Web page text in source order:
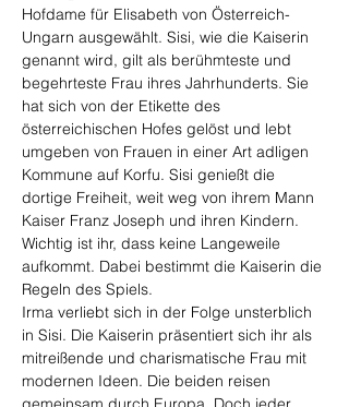
Hofdame für Elisabeth von Österreich-
Ungarn ausgewählt. Sisi, wie die Kaiserin
genannt wird, gilt als berühmteste und
begehrteste Frau ihres Jahrhunderts. Sie
hat sich von der Etikette des
österreichischen Hofes gelöst und lebt
umgeben von Frauen in einer Art adligen
Kommune auf Korfu. Sisi genießt die
dortige Freiheit, weit weg von ihrem Mann
Kaiser Franz Joseph und ihren Kindern.
Wichtig ist ihr, dass keine Langeweile
aufkommt. Dabei bestimmt die Kaiserin die
Regeln des Spiels.
Irma verliebt sich in der Folge unsterblich
in Sisi. Die Kaiserin präsentiert sich ihr als
mitreißende und charismatische Frau mit
modernen Ideen. Die beiden reisen